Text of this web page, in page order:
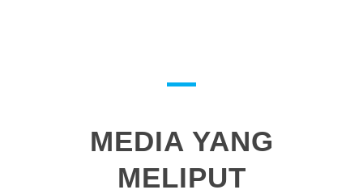
MEDIA YANG
MELIPUT